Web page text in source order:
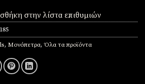
στην λίστα επιθυμιών
, Μονόπετρα, Όλα τα προϊόντα